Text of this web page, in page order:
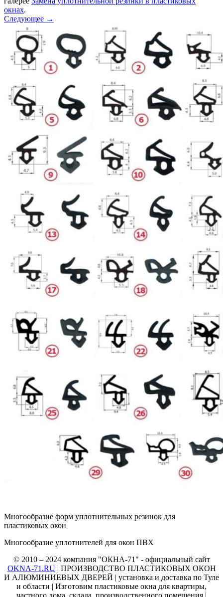
окнах.
Следующее →
Многообразие форм уплотнительных резинок для
пластиковых окон
Многообразие уплотнителей для окон ПВХ
© 2010 – 2024 компания "ОКНА-71" - официальный сайт
OKNA-71.RU| ПРОИЗВОДСТВО ПЛАСТИКОВЫХ ОКОН
И АЛЮМИНИЕВЫХ ДВЕРЕЙ | установка и доставка по Туле
и области | Изготовим пластиковые окна для квартиры,